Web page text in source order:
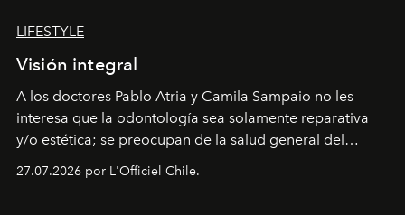
LIFESTYLE
Visión integral
A los doctores Pablo Atria y Camila Sampaio no les
interesa que la odontología sea solamente reparativa
y/o estética; se preocupan de la salud general del
paciente y entienden la prevención como una arista
intransable.
27.07.2026 por L'Officiel Chile.